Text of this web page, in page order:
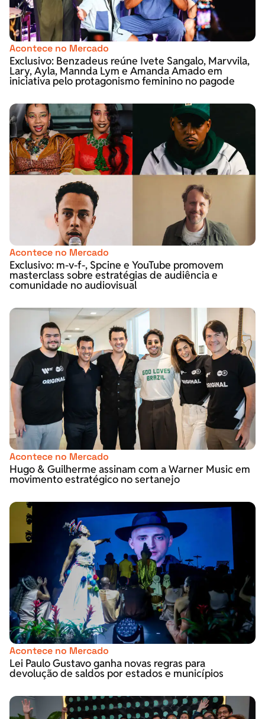
Acontece no Mercado
Exclusivo: Benzadeus reúne Ivete Sangalo, Marvvila,
Lary, Ayla, Mannda Lym e Amanda Amado em
iniciativa pelo protagonismo feminino no pagode
Acontece no Mercado
Exclusivo: m-v-f-, Spcine e YouTube promovem
masterclass sobre estratégias de audiência e
comunidade no audiovisual
Acontece no Mercado
Hugo & Guilherme assinam com a Warner Music em
movimento estratégico no sertanejo
Acontece no Mercado
Lei Paulo Gustavo ganha novas regras para
devolução de saldos por estados e municípios